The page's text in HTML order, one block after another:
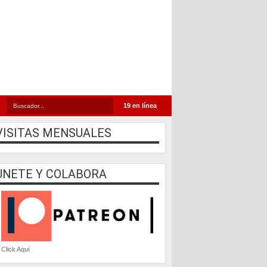
19 en línea
MENSUALES
Y COLABORA
Click Aquí